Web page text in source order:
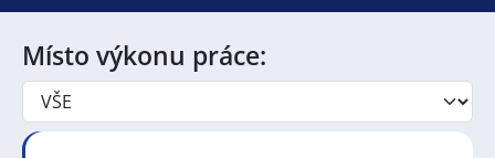
Místo výkonu práce: